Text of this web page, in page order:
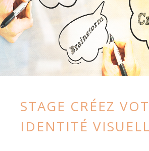
STAGE CRÉEZ
IDENTITÉ